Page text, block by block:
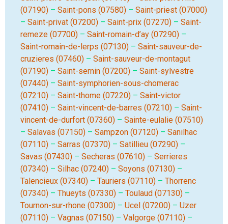
(07190) – Saint-pons (07580) – Saint-priest (07000)
– Saint-privat (07200) – Saint-prix (07270) – Saint-
remeze (07700) – Saint-romain-d’ay (07290) –
Saint-romain-de-lerps (07130) – Saint-sauveur-de-
cruzieres (07460) – Saint-sauveur-de-montagut
(07190) – Saint-sernin (07200) – Saint-sylvestre
(07440) – Saint-symphorien-sous-chomerac
(07210) – Saint-thome (07220) – Saint-victor
(07410) – Saint-vincent-de-barres (07210) – Saint-
vincent-de-durfort (07360) – Sainte-eulalie (07510)
– Salavas (07150) – Sampzon (07120) – Sanilhac
(07110) – Sarras (07370) – Satillieu (07290) –
Savas (07430) – Secheras (07610) – Serrieres
(07340) – Silhac (07240) – Soyons (07130) –
Talencieux (07340) – Tauriers (07110) – Thorrenc
(07340) – Thueyts (07330) – Toulaud (07130) –
Tournon-sur-rhone (07300) – Ucel (07200) – Uzer
(07110) – Vagnas (07150) – Valgorge (07110) –